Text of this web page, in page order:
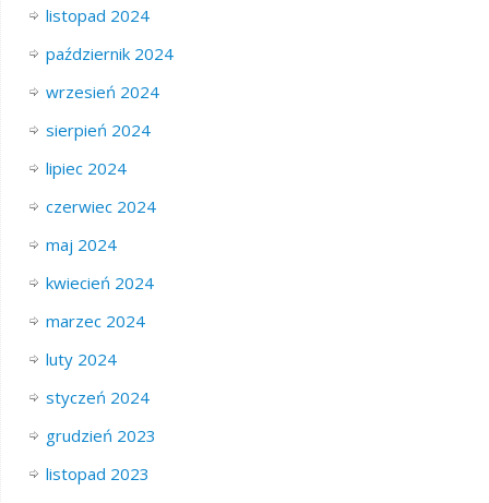
listopad 2024
październik 2024
wrzesień 2024
sierpień 2024
lipiec 2024
czerwiec 2024
maj 2024
kwiecień 2024
marzec 2024
luty 2024
styczeń 2024
grudzień 2023
listopad 2023